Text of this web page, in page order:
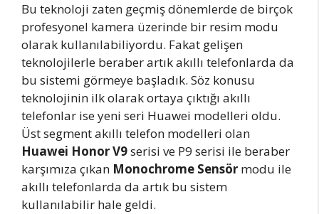
Bu teknoloji zaten geçmiş dönemlerde de birçok
profesyonel kamera üzerinde bir resim modu
olarak kullanılabiliyordu. Fakat gelişen
teknolojilerle beraber artık akıllı telefonlarda da
bu sistemi görmeye başladık. Söz konusu
teknolojinin ilk olarak ortaya çıktığı akıllı
telefonlar ise yeni seri Huawei modelleri oldu.
Üst segment akıllı telefon modelleri olan
Huawei Honor V9serisi ve P9 serisi ile beraber
karşımıza çıkan Monochrome Sensör modu ile
akıllı telefonlarda da artık bu sistem
kullanılabilir hale geldi.